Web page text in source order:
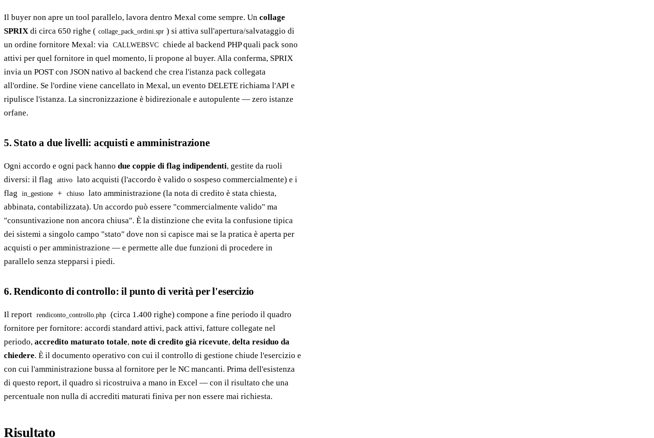
Il buyer non apre un tool parallelo, lavora dentro Mexal come sempre. Un collage
SPRIX di circa 650 righe ( collage_pack_ordini.spr ) si attiva sull'apertura/salvataggio di
un ordine fornitore Mexal: via CALLWEBSVC chiede al backend PHP quali pack sono
attivi per quel fornitore in quel momento, li propone al buyer. Alla conferma, SPRIX
invia un POST con JSON nativo al backend che crea l'istanza pack collegata
all'ordine. Se l'ordine viene cancellato in Mexal, un evento DELETE richiama l'API e
ripulisce l'istanza. La sincronizzazione è bidirezionale e autopulente — zero istanze
orfane.
5. Stato a due livelli: acquisti e amministrazione
Ogni accordo e ogni pack hanno due coppie di flag indipendenti, gestite da ruoli
diversi: il flag
attivo lato acquisti (l'accordo è valido o sospeso commercialmente) e i
flag
in_gestione + chiuso lato amministrazione (la nota di credito è stata chiesta,
abbinata, contabilizzata). Un accordo può essere "commercialmente valido" ma
"consuntivazione non ancora chiusa". È la distinzione che evita la confusione tipica
dei sistemi a singolo campo "stato" dove non si capisce mai se la pratica è aperta per
acquisti o per amministrazione — e permette alle due funzioni di procedere in
parallelo senza stepparsi i piedi.
6. Rendiconto di controllo: il punto di verità per l'esercizio
Il report rendiconto_controllo.php (circa 1.400 righe) compone a fine periodo il quadro
fornitore per fornitore: accordi standard attivi, pack attivi, fatture collegate nel
periodo, accredito maturato totale, note di credito già ricevute, delta residuo da
chiedere. È il documento operativo con cui il controllo di gestione chiude l'esercizio e
con cui l'amministrazione bussa al fornitore per le NC mancanti. Prima dell'esistenza
di questo report, il quadro si ricostruiva a mano in Excel — con il risultato che una
percentuale non nulla di accrediti maturati finiva per non essere mai richiesta.
Risultato